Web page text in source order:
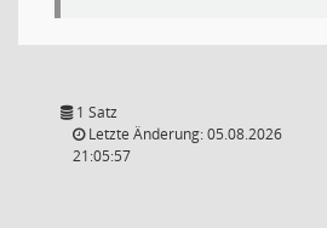
1 Satz
Letzte Änderung: 05.08.2026
21:05:57